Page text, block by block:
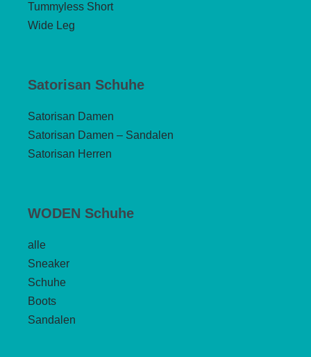
Tummyless Short
Wide Leg
Satorisan Schuhe
Satorisan Damen
Satorisan Damen – Sandalen
Satorisan Herren
WODEN Schuhe
alle
Sneaker
Schuhe
Boots
Sandalen